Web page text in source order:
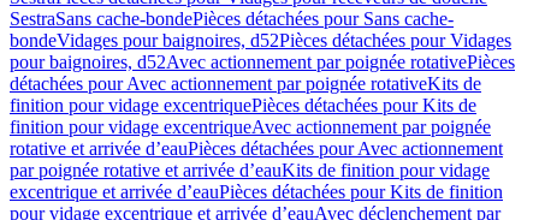
SestraSans cache-bondePièces détachées pour Sans cache-
bondeVidages pour baignoires, d52Pièces détachées pour Vidages
pour baignoires, d52Avec actionnement par poignée rotativePièces
détachées pour Avec actionnement par poignée rotativeKits de
finition pour vidage excentriquePièces détachées pour Kits de
finition pour vidage excentriqueAvec actionnement par poignée
rotative et arrivée d’eauPièces détachées pour Avec actionnement
par poignée rotative et arrivée d’eauKits de finition pour vidage
excentrique et arrivée d’eauPièces détachées pour Kits de finition
pour vidage excentrique et arrivée d’eauAvec déclenchement par